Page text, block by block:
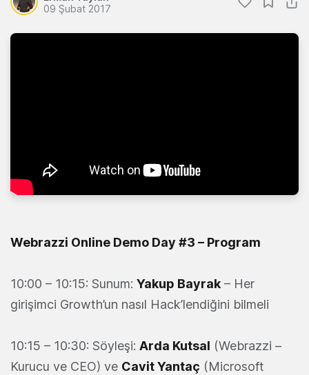
09 Şubat 2017
Webrazzi Online Demo Day #3 – Program
10:00 – 10:15: Sunum: Yakup Bayrak – Her
girişimci Growth’un nasıl Hack’lendiğini bilmeli
10:15 – 10:30: Söyleşi: Arda Kutsal (Webrazzi –
Kurucu ve CEO) ve Cavit Yantaç (Microsoft